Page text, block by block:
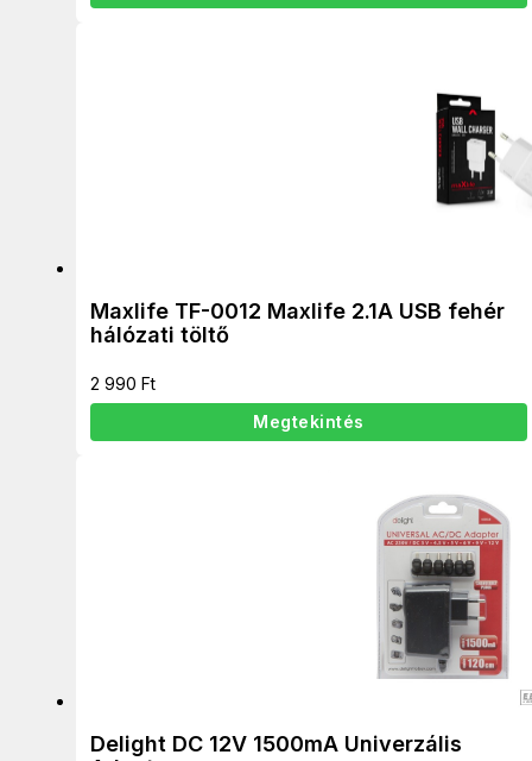
Maxlife TF-0012 Maxlife 2.1A USB fehér
hálózati töltő
2 990 Ft
Megtekintés
Delight DC 12V 1500mA Univerzális